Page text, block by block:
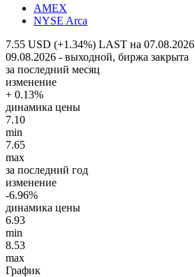
AMEX
NYSE Arca
7.55 USD (+1.34%) LAST на 07.08.2026
09.08.2026 - выходной, биржа закрыта
за последний месяц
изменение
+ 0.13%
динамика цены
7.10
min
7.65
max
за последний год
изменение
-6.96%
динамика цены
6.93
min
8.53
max
График